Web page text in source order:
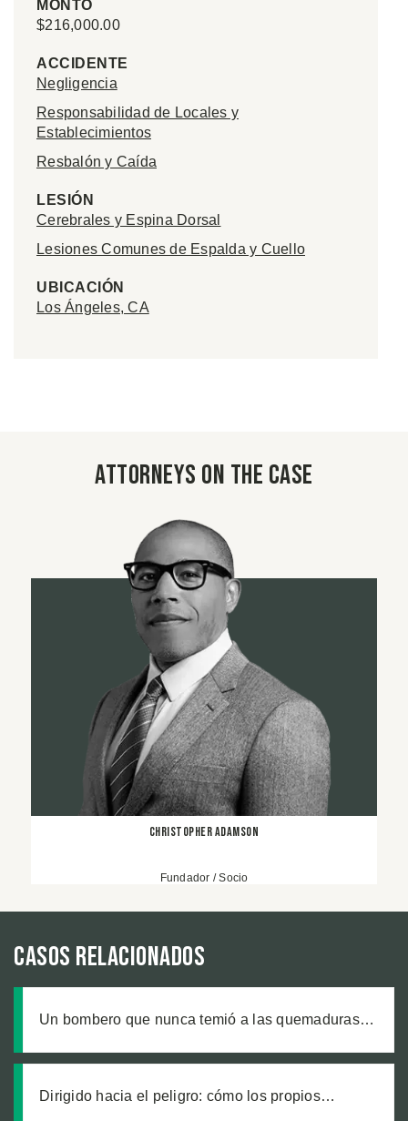
MONTO
$216,000.00
ACCIDENTE
Negligencia
Responsabilidad de Locales y
Establecimientos
Resbalón y Caída
LESIÓN
Cerebrales y Espina Dorsal
Lesiones Comunes de Espalda y Cuello
UBICACIÓN
Los Ángeles, CA
Attorneys on the case
Christopher Adamson
Fundador / Socio
Casos relacionados
Un bombero que nunca temió a las quemaduras,
Dirigido hacia el peligro: cómo los propios